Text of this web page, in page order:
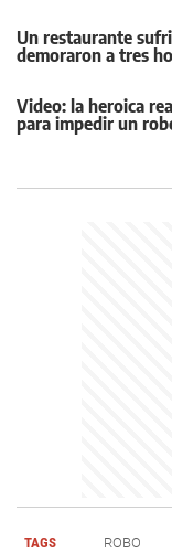
Un restaurante
demoraron a tres
Video: la heroica
para impedir un
TAGS ROBO